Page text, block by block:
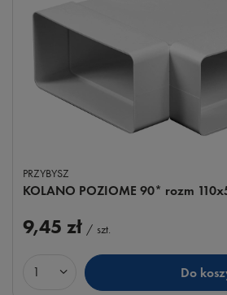
PRZYBYSZ
KOLANO POZIOME 90* rozm
9,45 zł / szt.
Ilość produktów Do